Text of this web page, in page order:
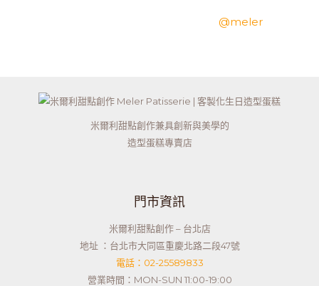
@meler
米爾利甜點創作兼具創新與美學的
造型蛋糕專賣店
門市資訊
米爾利甜點創作 – 台北店
地址 ：台北市大同區重慶北路二段47號
電話：02-25589833
營業時間：MON-SUN 11:00-19:00